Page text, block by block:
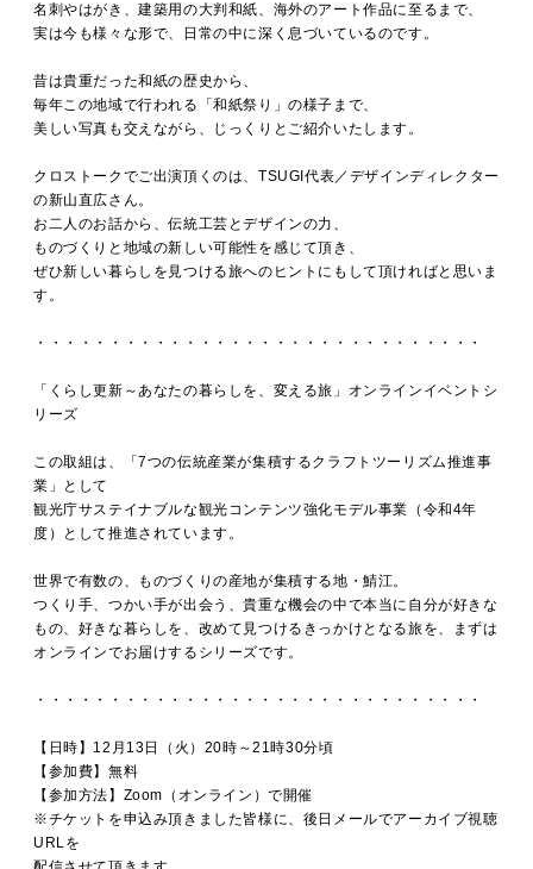
名刺やはがき、建築用の大判和紙、海外のアート作品に至るまで、
実は今も様々な形で、日常の中に深く息づいているのです。
昔は貴重だった和紙の歴史から、
毎年この地域で行われる「和紙祭り」の様子まで、
美しい写真も交えながら、じっくりとご紹介いたします。
クロストークでご出演頂くのは、TSUGI代表／デザインディレクター
の新山直広さん。
お二人のお話から、伝統工芸とデザインの力、
ものづくりと地域の新しい可能性を感じて頂き、
ぜひ新しい暮らしを見つける旅へのヒントにもして頂ければと思いま
す。
・・・・・・・・・・・・・・・・・・・・・・・・・・・・・・
「くらし更新～あなたの暮らしを、変える旅」
オンラインイベントシ
リーズ
この取組は、
「7つの伝統産業が集積するクラフトツーリズム推進事
業」として
観光庁サステイナブルな観光コンテンツ強化モデル事業（令和4年
度）として推進されています。
世界で有数の、ものづくりの産地が集積する地・鯖江。
つくり手、つかい手が出会う、貴重な機会の中で本当に自分が好きな
もの、好きな暮らしを、改めて見つけるきっかけとなる旅を、
まずは
オンラインでお届けするシリーズです。
・・・・・・・・・・・・・・・・・・・・・・・・・・・・・・
【日時】12月13日（火）20時～21時30分頃
【参加費】無料
【参加方法】Zoom（オンライン）で開催
※チケットを申込み頂きました皆様に、後日メールでアーカイブ視聴
URLを